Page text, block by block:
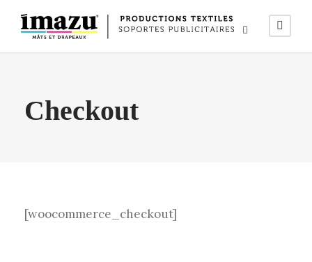
Checkout
[woocommerce_checkout]